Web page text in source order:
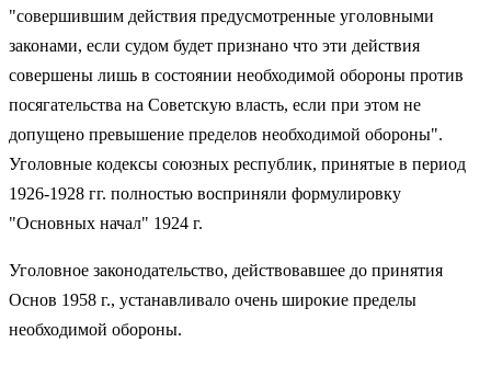
"совершившим действия предусмотренные уголовными
законами, если судом будет признано что эти действия
совершены лишь в состоянии необходимой обороны против
посягательства на Советскую власть, если при этом не
допущено превышение пределов необходимой обороны".
Уголовные кодексы союзных республик, принятые в период
1926-1928 гг. полностью восприняли формулировку
"Основных начал" 1924 г.
Уголовное законодательство, действовавшее до принятия
Основ 1958 г., устанавливало очень широкие пределы
необходимой обороны.